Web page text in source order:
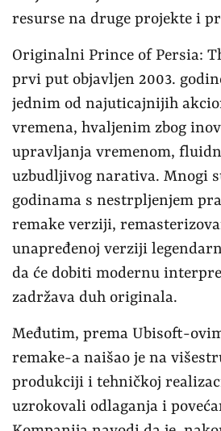
resurse na druge projekte i
Originalni Prince of Persia:
prvi put objavljen 2003.
jednim od najuticajnijih
vremena, hvaljenim zbog
upravljanja vremenom,
uzbudljivog narativa. Mnogi
godinama s nestrpljenjem
remake verziji,
unapređenoj verziji
da će dobiti modernu
zadržava duh originala.
Međutim, prema Ubisoft-
remake-a naišao je na
produkciji i tehničkoj
uzrokovali odlaganja i